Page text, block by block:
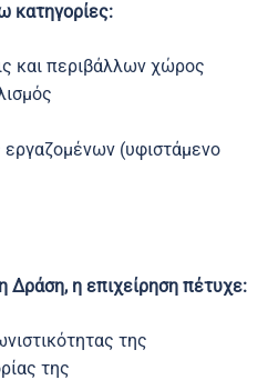
κατηγορίες:
και περιβάλλων χώρος
(υφιστάμενο
η επιχείρηση πέτυχε:
της
της